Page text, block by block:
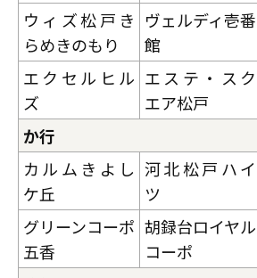
ウィズ松戸き
らめきのもり
ヴェルディ壱番
館
エクセルヒル
ズ
エステ・スク
エア松戸
か行
カルムきよし
ケ丘
河北松戸ハイ
ツ
グリーンコーポ
五香
胡録台ロイヤル
コーポ